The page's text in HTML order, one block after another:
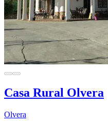
Casa Rural Olvera
Olvera